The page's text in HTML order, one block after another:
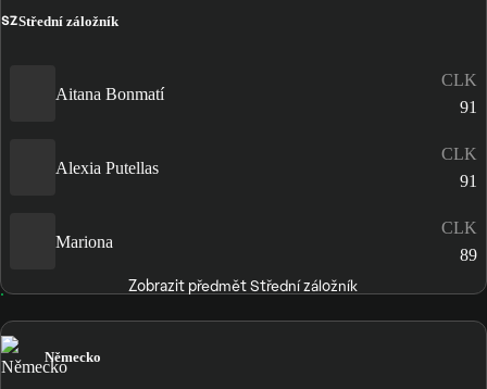
SZStřední záložník
Aitana Bonmatí
CLK
91
Alexia Putellas
CLK
91
Mariona
CLK
89
Zobrazit předmět Střední záložník
Německo